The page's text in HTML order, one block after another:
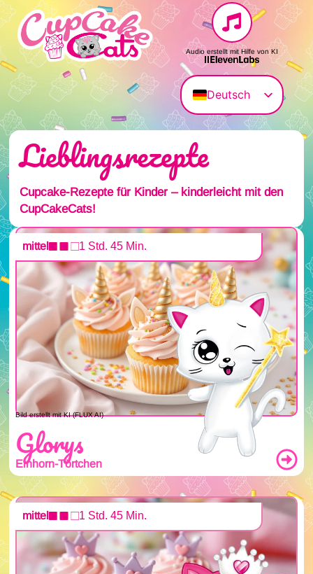
Audio erstellt mit Hilfe von KI
Deutsch
English (UK)
Français
Polski
Lieblingsrezepte
Cupcake-Rezepte für Kinder – kinderleicht mit den
CupCakeCats!
mittel 1 Std. 45 Min.
Bild erstellt mit KI (FLUX AI)
Glorys
Einhorn-Törtchen
mittel 1 Std. 45 Min.